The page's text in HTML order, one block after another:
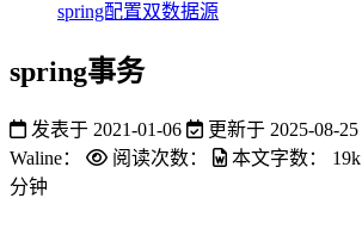
spring配置双数据源
spring事务
发表于 2021-01-06 更新于 2025-08-25
Waline：
阅读次数： 本文字数： 19k
分钟